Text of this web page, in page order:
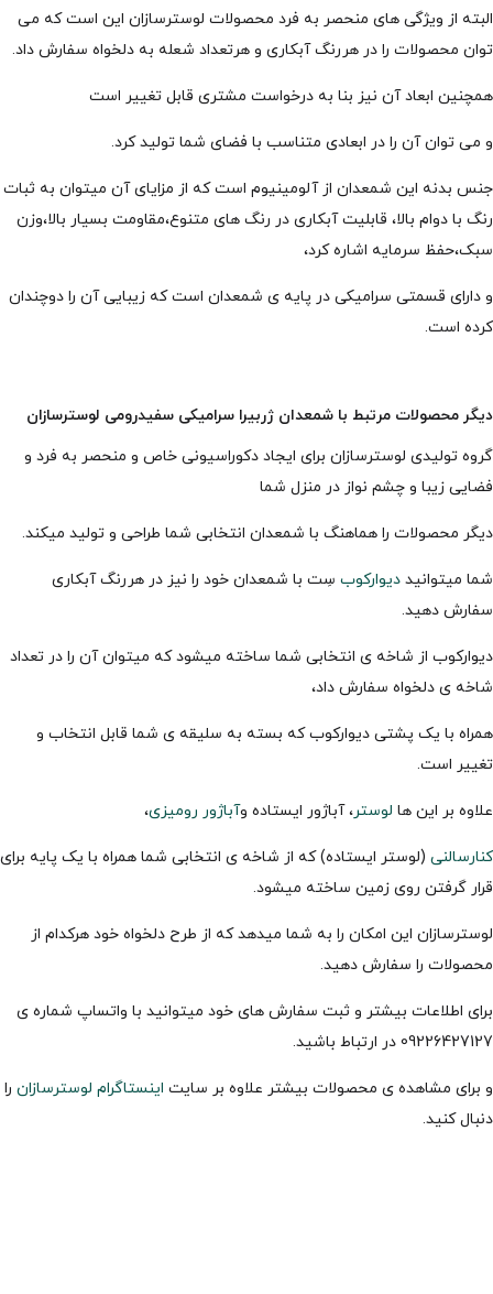
البته از ویژگی های منحصر به فرد محصولات لوسترسازان این است که می
توان محصولات را در هررنگ آبکاری و هرتعداد شعله به دلخواه سفارش داد.
همچنین ابعاد آن نیز بنا به درخواست مشتری قابل تغییر است
و می توان آن را در ابعادی متناسب با فضای شما تولید کرد.
جنس بدنه این شمعدان از آلومینیوم است که از مزایای آن میتوان به ثبات
رنگ با دوام بالا، قابلیت آبکاری در رنگ های متنوع،مقاومت بسیار بالا،وزن
سبک،حفظ سرمایه اشاره کرد،
و دارای قسمتی سرامیکی در پایه ی شمعدان است که زیبایی آن را دوچندان
کرده است.
دیگر محصولات مرتبط با شمعدان ژربیرا سرامیکی سفیدرومی لوسترسازان
گروه تولیدی لوسترسازان برای ایجاد دکوراسیونی خاص و منحصر به فرد و
فضایی زیبا و چشم نواز در منزل شما
دیگر محصولات را هماهنگ با شمعدان انتخابی شما طراحی و تولید میکند.
شما میتوانید دیوارکوب سِت با شمعدان خود را نیز در هررنگ آبکاری
سفارش دهید.
دیوارکوب از شاخه ی انتخابی شما ساخته میشود که میتوان آن را در تعداد
شاخه ی دلخواه سفارش داد،
همراه با یک پشتی دیوارکوب که بسته به سلیقه ی شما قابل انتخاب و
تغییر است.
علاوه بر این ها لوستر، آباژور ایستاده وآباژور رومیزی،
کنارسالنی (لوستر ایستاده) که از شاخه ی انتخابی شما همراه با یک پایه برای
قرار گرفتن روی زمین ساخته میشود.
لوسترسازان این امکان را به شما میدهد که از طرح دلخواه خود هرکدام از
محصولات را سفارش دهید.
برای اطلاعات بیشتر و ثبت سفارش های خود میتوانید با واتساپ شماره ی
09226427127 در ارتباط باشید.
و برای مشاهده ی محصولات بیشتر علاوه بر سایت اینستاگرام لوسترسازان را
دنبال کنید.